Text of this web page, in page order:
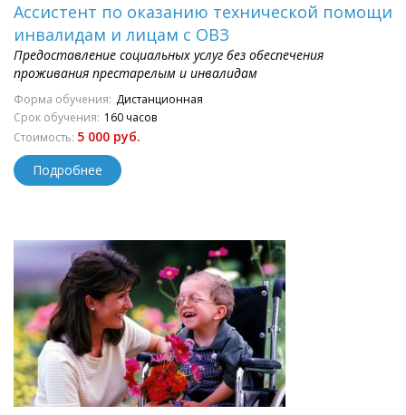
Ассистент по оказанию технической помощи
инвалидам и лицам с ОВЗ
Предоставление социальных услуг без обеспечения
проживания престарелым и инвалидам
Форма обучения: Дистанционная
Срок обучения: 160 часов
Стоимость: 5 000 руб.
Подробнее